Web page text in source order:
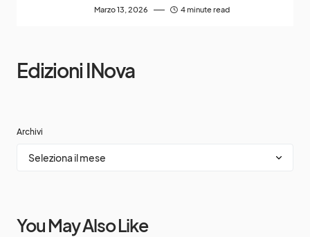
Marzo 13, 2026 4 minute read
Edizioni INova
Archivi
You May Also Like